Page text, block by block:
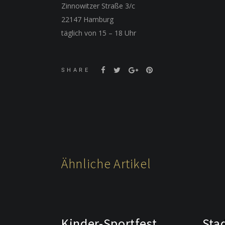
Zinnowitzer Straße 3/c
22147 Hamburg
täglich von 15 – 18 Uhr
SHARE
Ähnliche Artikel